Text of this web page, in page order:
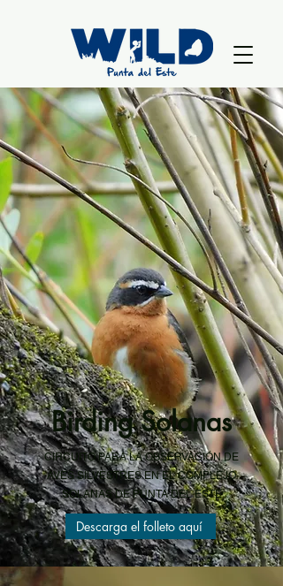
Birding Solanas
CIRCUITO PARA LA OBSERVACIÓN DE
AVES SILVESTRES EN EL COMPLEJO
SOLANAS DE PUNTA DEL ESTE
Descarga el folleto aquí